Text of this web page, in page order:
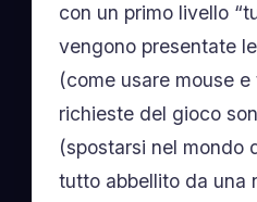
con un primo livello
vengono presentate
(come usare mouse
richieste del gioco
(spostarsi nel mondo
tutto abbellito da una